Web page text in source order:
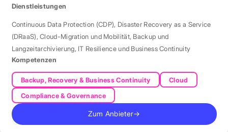
Dienstleistungen
Continuous Data Protection (CDP), Disaster Recovery as a Service
(DRaaS),Cloud-Migration und Mobilität, Backup und
Langzeitarchivierung, IT Resilience und Business Continuity
Kompetenzen
Backup, Recovery & Business Continuity
Cloud
Compliance & Governance
Zum Anbieter→